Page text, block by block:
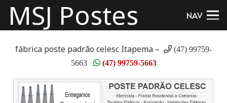
MSJ Postes NAV
fábrica poste padrão celesc Itapema –
(47) 99759-
5663
(47) 99759-5663